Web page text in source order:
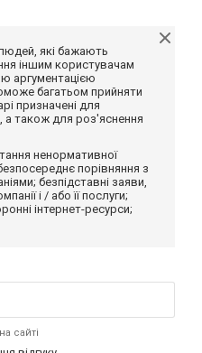
які бажають
іншим користувачам
аргументацією
багатьом прийняти
призначені для
а також для роз'яснення
ненормативної
порівняння з
безпідставні заяви,
і / або її послуги;
інтернет-ресурси;
сайті